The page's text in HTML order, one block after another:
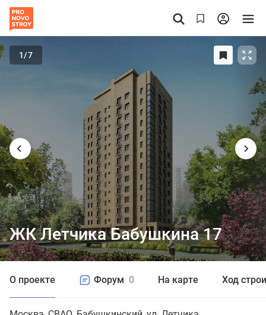
О проекте Форум 0 На карте Ход
1/7
ЖК Летчика Бабушкина 17